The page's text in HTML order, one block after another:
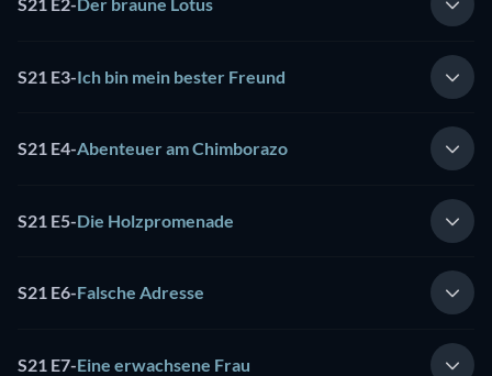
S21 E3-Ich bin mein bester Freund
S21 E4-Abenteuer am Chimborazo
S21 E5-Die Holzpromenade
S21 E6-Falsche Adresse
S21 E7-Eine erwachsene Frau